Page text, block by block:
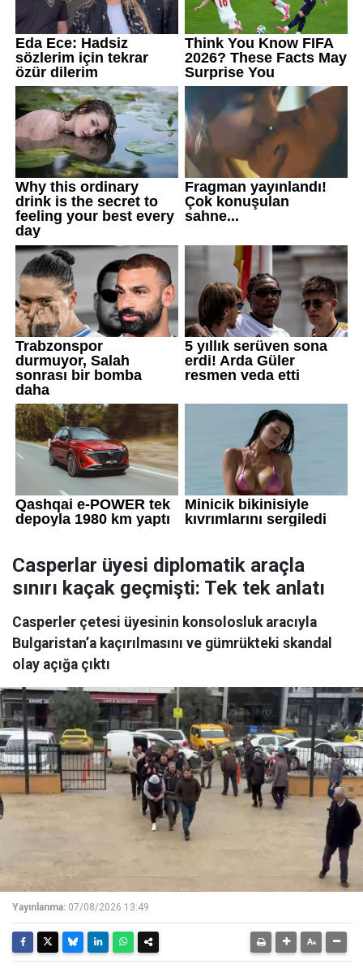
Casperlar üyesi diplomatik araçla
sınırı kaçak geçmişti: Tek tek anlatı
Casperler çetesi üyesinin konsolosluk aracıyla
Bulgaristan’a kaçırılmasını ve gümrükteki skandal
olay açığa çıktı
Yayınlanma: 07/08/2026 13:49